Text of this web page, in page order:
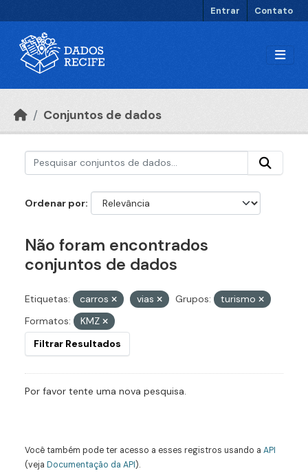
Entrar Contato
Conjuntos de dados
Ordenar por
Não foram encontrados
conjuntos de dados
Etiquetas: carros vias Grupos:
turismo
Formatos:
KMZ
Filtrar Resultados
Por favor tente uma nova pesquisa.
Você também pode ter acesso a esses registros usando a API
(veja Documentação da API).